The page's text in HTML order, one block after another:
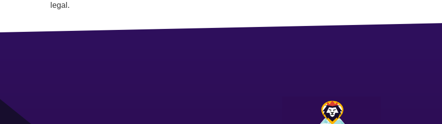
legal.